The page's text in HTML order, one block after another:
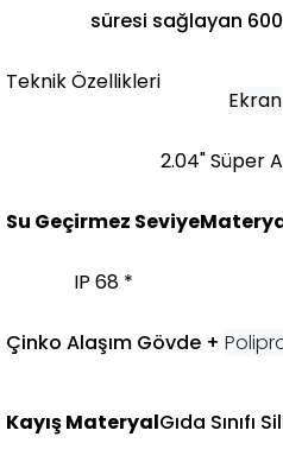
süresi sağlayan
Teknik Özellikleri
Ekran
2.04" Süper
Su Geçirmez Seviye
IP 68 *
Çinko Alaşım Gövde +
Kayış MateryalGıda Sınıfı